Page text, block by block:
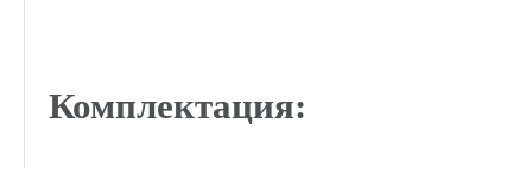
Комплектация: